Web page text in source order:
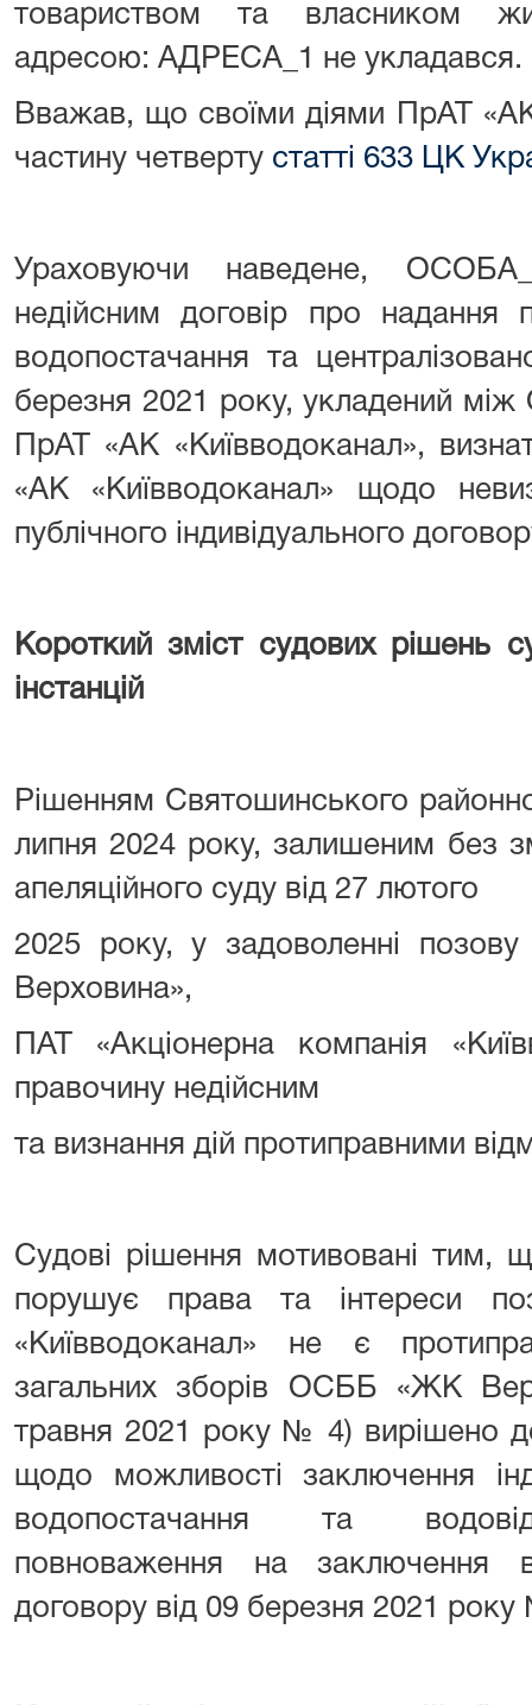
товариством та власником
адресою: АДРЕСА_1 не укладався.
Вважав, що своїми діями ПрАТ
частину четверту статті 633 ЦК
Ураховуючи наведене,
недійсним договір про надання
водопостачання та
березня 2021 року, укладений
ПрАТ «АК «Київводоканал»,
«АК «Київводоканал» щодо
публічного індивідуального
Короткий зміст судових рішень
інстанцій
Рішенням Святошинського
липня 2024 року, залишеним без
апеляційного суду від 27 лютого
2025 року, у задоволенні
Верховина»,
ПАТ «Акціонерна компанія
правочину недійсним
та визнання дій протиправними
Судові рішення мотивовані тим,
порушує права та інтереси
«Київводоканал» не є
загальних зборів ОСББ «ЖК
травня 2021 року № 4) вирішено
щодо можливості заключення
водопостачання та
повноваження на заключення
договору від 09 березня 2021